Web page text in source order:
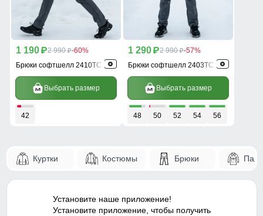
1 190 p2 990 p-60%
Брюки софтшелл 2410TC
Выбрать размер
42
1 290 p2 990 p-57%
Брюки софтшелл 2403TC
Выбрать размер
48 50 52 54 56
Куртки Костюмы Брюки
Установите наше приложение!
Установите приложение, чтобы получить